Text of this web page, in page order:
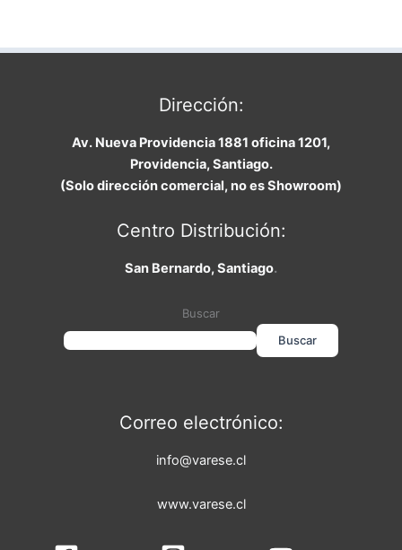
Dirección:
Av. Nueva Providencia 1881 oficina 1201,
Providencia, Santiago.
(Solo dirección comercial, no es Showroom)
Centro Distribución:
San Bernardo, Santiago.
Buscar
Buscar
Correo electrónico:
info@varese.cl
www.varese.cl